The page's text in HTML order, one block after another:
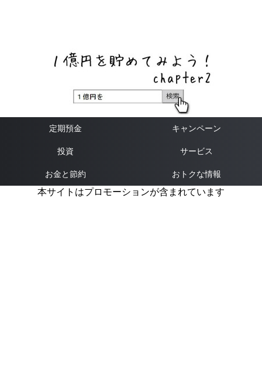
定期預金 キャンペーン
投資 サービス
お金と節約 おトクな情報
本サイトはプロモーションが含まれています